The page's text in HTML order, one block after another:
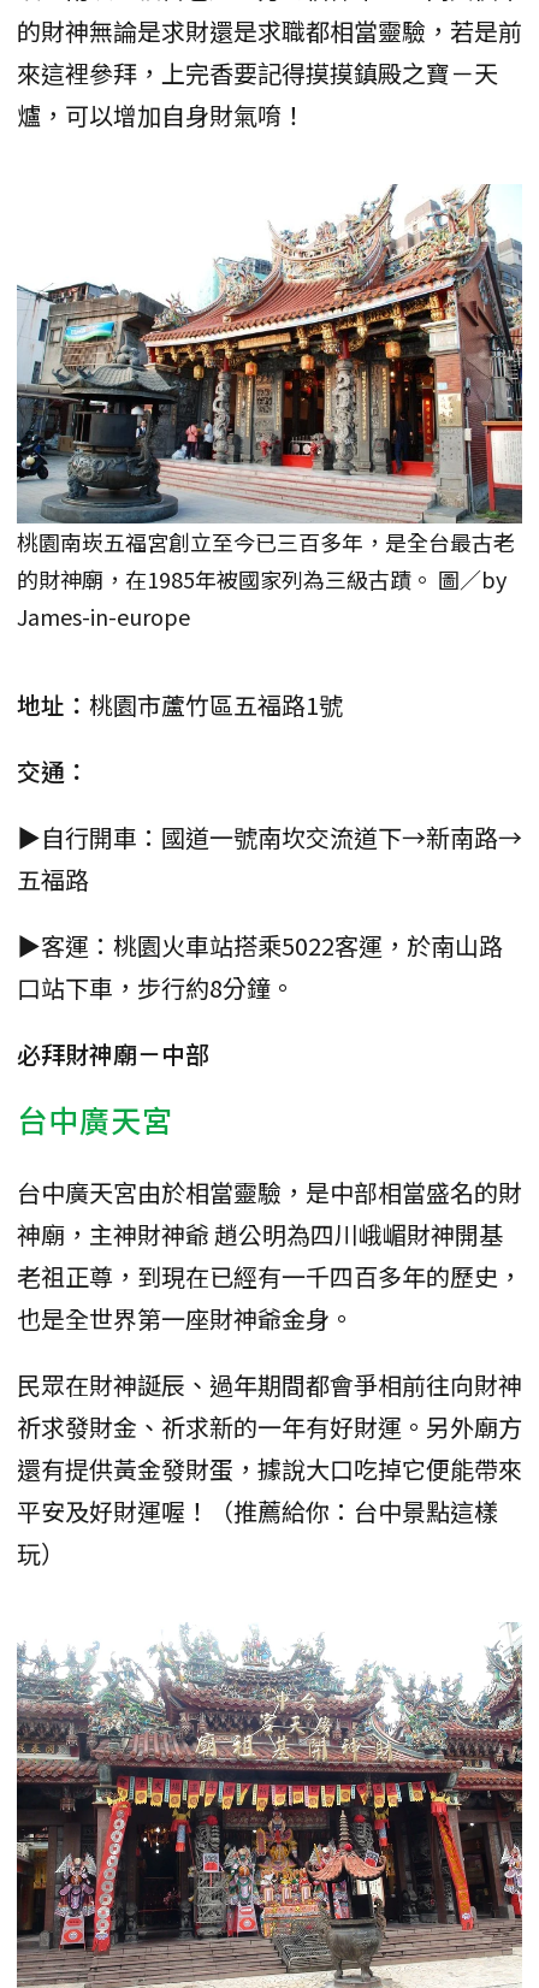
的財神無論是求財還是求職都相當靈驗，若是前
來這裡參拜，上完香要記得摸摸鎮殿之寶－天
爐，可以增加自身財氣唷！
桃園南崁五福宮創立至今已三百多年，是全台最古老
的財神廟，在1985年被國家列為三級古蹟。 圖／by
James-in-europe
地址： 桃園市蘆竹區五福路1號
交通：
▶自行開車：國道一號南坎交流道下→新南路→
五福路
▶客運：桃園火車站搭乘5022客運，於南山路
口站下車，步行約8分鐘。
必拜財神廟－中部
台中廣天宮
台中廣天宮由於相當靈驗，是中部相當盛名的財
神廟，主神財神爺 趙公明為四川峨嵋財神開基
老祖正尊，到現在已經有一千四百多年的歷史，
也是全世界第一座財神爺金身。
民眾在財神誕辰、過年期間都會爭相前往向財神
祈求發財金、祈求新的一年有好財運。另外廟方
還有提供黃金發財蛋，據說大口吃掉它便能帶來
平安及好財運喔！（推薦給你：台中景點這樣
玩）